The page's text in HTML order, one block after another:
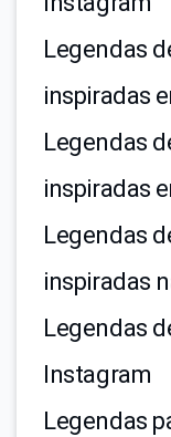
Legendas
inspiradas
Legendas
inspiradas
Legendas
inspiradas
Legendas
Instagram
Legendas